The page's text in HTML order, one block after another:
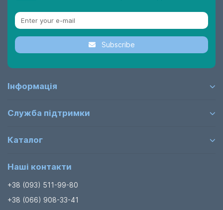
Subscribe
Інформація
Служба підтримки
Каталог
Наші контакти
+38 (093) 511-99-80
+38 (066) 908-33-41